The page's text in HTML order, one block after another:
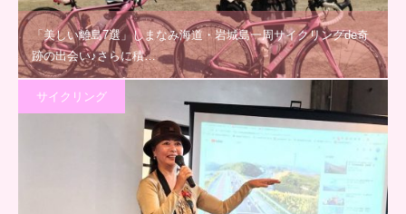
「美しい離島7選」しまなみ海道・岩城島一周サイクリングde奇
跡の出会い♪さらに積…
サイクリング